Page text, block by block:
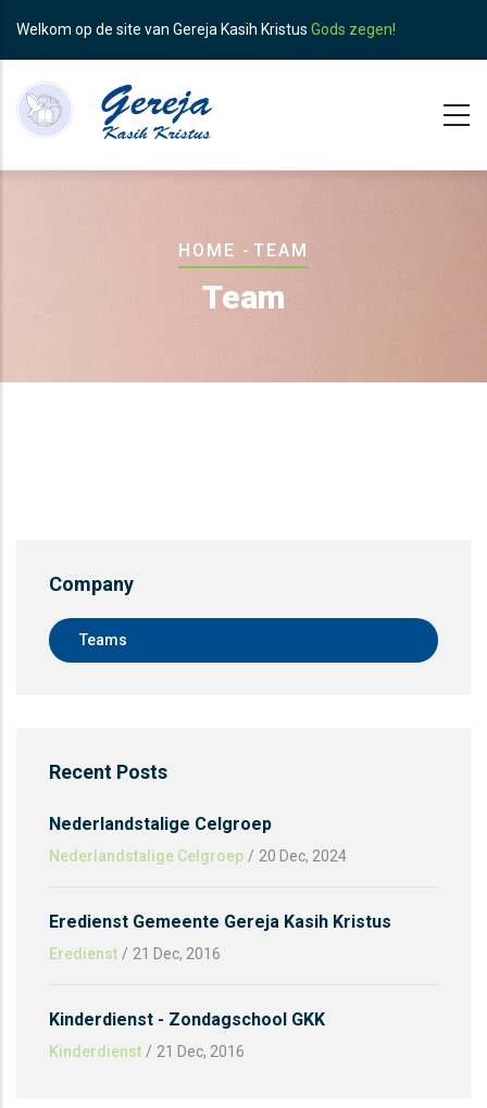
content
Welkom op de site van Gereja Kasih Kristus Gods zegen!
Breadcrumb
HOME - TEAM
Team
Company
Teams
Recent Posts
Nederlandstalige Celgroep
Nederlandstalige Celgroep / 20 Dec, 2024
Eredienst Gemeente Gereja Kasih Kristus
Eredienst / 21 Dec, 2016
Kinderdienst - Zondagschool GKK
Kinderdienst / 21 Dec, 2016